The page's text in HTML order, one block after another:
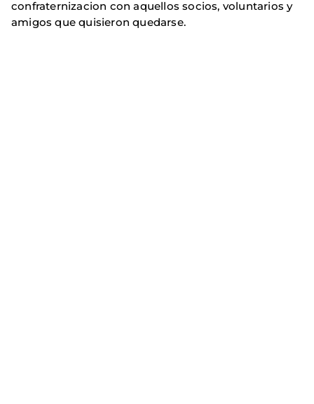
confraternizacion con aquellos socios, voluntarios y
amigos que quisieron quedarse.